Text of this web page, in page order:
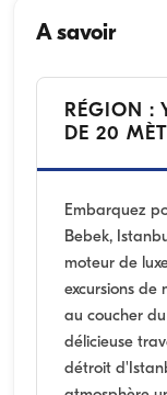
A savoir
RÉGION :
DE 20
Embarquez
Bebek,
moteur de
excursions de
au coucher
délicieuse
détroit